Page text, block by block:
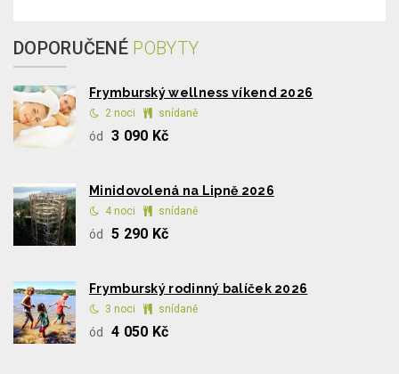
DOPORUČENÉ POBYTY
Frymburský wellness víkend 2026
2 noci snídaně
ód 3 090 Kč
Minidovolená na Lipně 2026
4 noci snídaně
ód 5 290 Kč
Frymburský rodinný balíček 2026
3 noci snídaně
ód 4 050 Kč